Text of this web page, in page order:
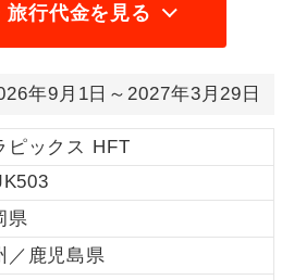
旅行代金を見る
年9月1日～2027年3月29日
ピックス HFT
県
／鹿児島県
夫婦限定でご参加いただけるコースで
。
性限定でご参加いただけるコースで
。
参加にあたり年齢に制限があるコース
す。